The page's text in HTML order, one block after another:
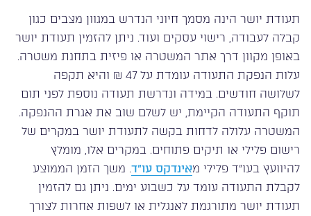
תעודת יושר הינה מסמך חיוני הנדרש במגוון מצבים כגון
קבלה לעבודה, רישוי עסקים ועוד. ניתן להזמין תעודת יושר
באופן מקוון דרך אתר המשטרה או פיזית בתחנת משטרה.
עלות הנפקת התעודה עומדת על 47 ₪ והיא תקפה
לשלושה חודשים. במידה ונדרשת תעודה נוספת לפני תום
תוקף התעודה הקיימת, יש לשלם שוב את אגרת ההנפקה.
המשטרה עלולה לדחות בקשה לתעודת יושר במקרים של
רישום פלילי או תיקים פתוחים. במקרים אלו, מומלץ
להיוועץ בעו”ד פלילי מאינדקס עו”ד. משך הזמן הממוצע
לקבלת התעודה עומד על כשבוע ימים. ניתן גם להזמין
תעודת יושר מתורגמת לאנגלית או לשפות אחרות לצורך